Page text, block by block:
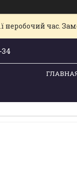
неробочий час.
34